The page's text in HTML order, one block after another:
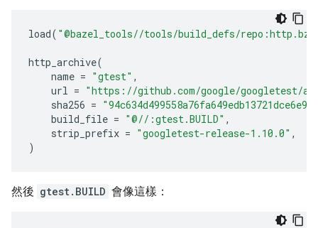
load( "@bazel_tools//tools/build_defs/
http_archive(
name = "gtest" ,
url = "https://github.com/google/googletest/
sha256 =
build_file = "@//:gtest.BUILD" ,
strip_prefix = "googletest-release-1.10.0" ,
)
然後 gtest.BUILD 會像這樣：